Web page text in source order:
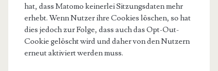
hat, dass Matomo keinerlei Sitzungsdaten mehr
erhebt. Wenn Nutzer ihre Cookies löschen, so hat
dies jedoch zur Folge, dass auch das Opt-Out-
Cookie gelöscht wird und daher von den Nutzern
erneut aktiviert werden muss.